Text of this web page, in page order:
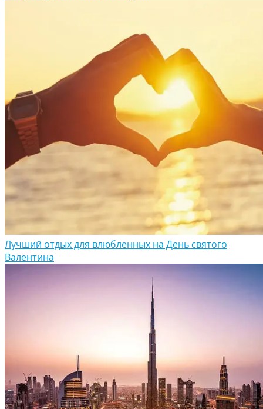
Лучший отдых для влюбленных на День святого
Валентина